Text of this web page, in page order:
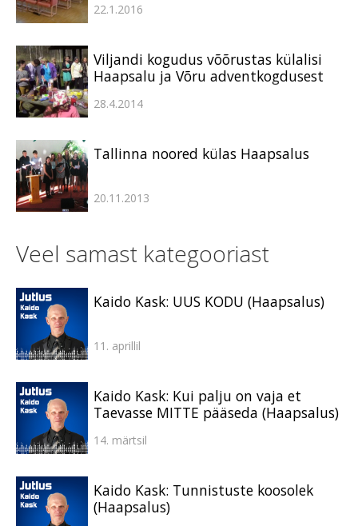
22.1.2016
Viljandi kogudus võõrustas külalisi
Haapsalu ja Võru adventkogdusest
28.4.2014
Tallinna noored külas Haapsalus
20.11.2013
Veel samast kategooriast
Kaido Kask: UUS KODU (Haapsalus)
11. aprillil
Kaido Kask: Kui palju on vaja et
Taevasse MITTE pääseda (Haapsalus)
14. märtsil
Kaido Kask: Tunnistuste koosolek
(Haapsalus)